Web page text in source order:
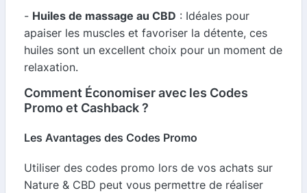
- Huiles de massage au CBD : Idéales pour
apaiser les muscles et favoriser la détente, ces
huiles sont un excellent choix pour un moment de
relaxation.
Comment Économiser avec les Codes
Promo et Cashback ?
Les Avantages des Codes Promo
Utiliser des codes promo lors de vos achats sur
Nature & CBD peut vous permettre de réaliser